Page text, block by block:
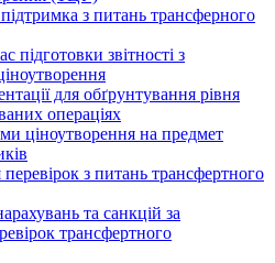
з питань трансферного
підготовки звітності з
для обґрунтування рівня
операціях
ціноутворення на предмет
з питань трансфертного
та санкцій за
трансфертного